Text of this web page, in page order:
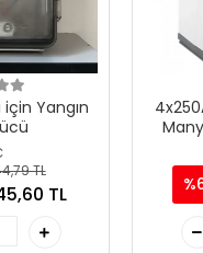
için Yangın
TL
TL